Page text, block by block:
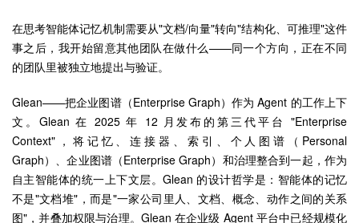
在思考智能体记忆机制需要从"文档/向量"转向"结构化、可推理"这件
事之后，我开始留意其他团队在做什么——同一个方向，正在不同
的团队里被独立地提出与验证。
Glean——把企业图谱（Enterprise Graph）作为 Agent 的工作上下
文。Glean 在 2025 年 12 月发布的第三代平台 "Enterprise
Context"，将记忆、连接器、索引、个人图谱（Personal
Graph）、企业图谱（Enterprise Graph）和治理整合到一起，作为
自主智能体的统一上下文层。Glean 的设计哲学是：智能体的记忆
不是"文档堆"，而是"一家公司里人、文档、概念、动作之间的关系
图"，并叠加权限与治理。Glean 在企业级 Agent 平台中已经规模化